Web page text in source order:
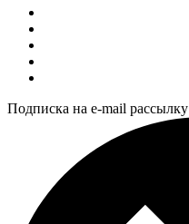
Подписка на e-mail рассылку